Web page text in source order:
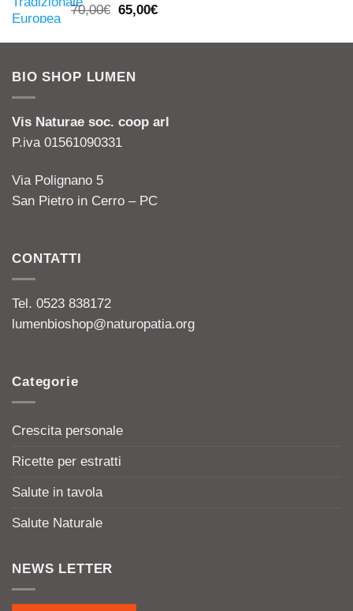
70,00€ Il
originale
70,00€.
65,00€Il
attuale
BIO SHOP LUMEN
Vis Naturae soc. coop arl
P.iva 01561090331
Via Polignano 5
San Pietro in Cerro – PC
CONTATTI
Tel. 0523 838172
lumenbioshop@naturopatia.org
Categorie
Crescita personale
Ricette per estratti
Salute in tavola
Salute Naturale
NEWS LETTER